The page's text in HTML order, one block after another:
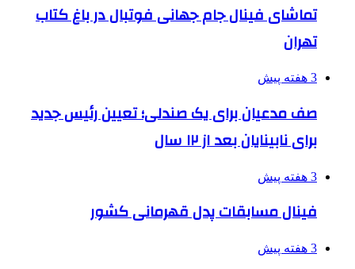
تماشای فینال جام جهانی فوتبال در باغ کتاب
تهران
3 هفته پیش
صف مدعیان برای یک صندلی؛ تعیین رئیس جدید
برای نابینایان بعد از ۱۲ سال
3 هفته پیش
فینال مسابقات پدل قهرمانی کشور
3 هفته پیش